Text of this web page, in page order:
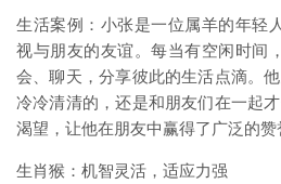
生活案例：小张是一位属羊的年轻
视与朋友的友谊。每当有空闲时间
会、聊天，分享彼此的生活点滴。
冷冷清清的，还是和朋友们在一起
渴望，让他在朋友中赢得了广泛的赞
生肖猴：机智灵活，适应力强